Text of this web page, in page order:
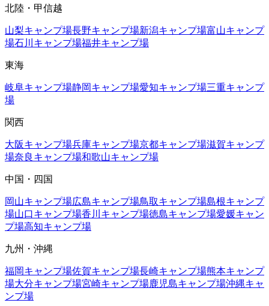
北陸・甲信越
山梨キャンプ場長野キャンプ場新潟キャンプ場富山キャンプ
場石川 キャンプ場福井キャンプ場
東海
岐阜キャンプ場静岡キャンプ場愛知キャンプ場三重キャンプ
場
関西
大阪キャンプ場兵庫キャンプ場京都キャンプ場滋賀キャンプ
場奈良 キャンプ場和歌山キャンプ場
中国・四国
岡山キャンプ場広島キャンプ場鳥取キャンプ場島根キャンプ
場山口キャンプ場香川 キャンプ場徳島キャンプ場愛媛キャン
プ場高知キャンプ場
九州・沖縄
福岡キャンプ場佐賀キャンプ場長崎キャンプ場熊本キャンプ
場大分キャンプ場宮崎キャンプ場鹿児島キャンプ場沖縄キャ
ンプ場